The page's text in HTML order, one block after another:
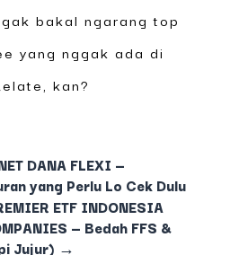
bakal ngarang top
yang nggak ada di
kan?
DANA FLEXI —
yang Perlu Lo Cek Dulu
ETF INDONESIA
— Bedah FFS &
Jujur) →